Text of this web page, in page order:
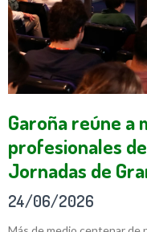
Garoña reúne a
profesionales
Jornadas de
24/06/2026